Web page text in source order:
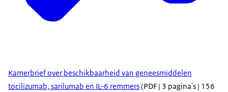
Kamerbrief over beschikbaarheid van geneesmiddelen
tocilizumab, sarilumab en IL-6 remmers(PDF | 3 pagina's | 156